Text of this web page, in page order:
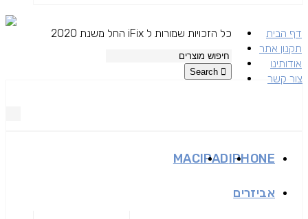
דף הבית
תקנון אתר
אודותינו
צור קשר
כל הזכויות שמורות ל iFix החל משנת 2020
IPHONE
IPAD
MAC
אביזרים
Search